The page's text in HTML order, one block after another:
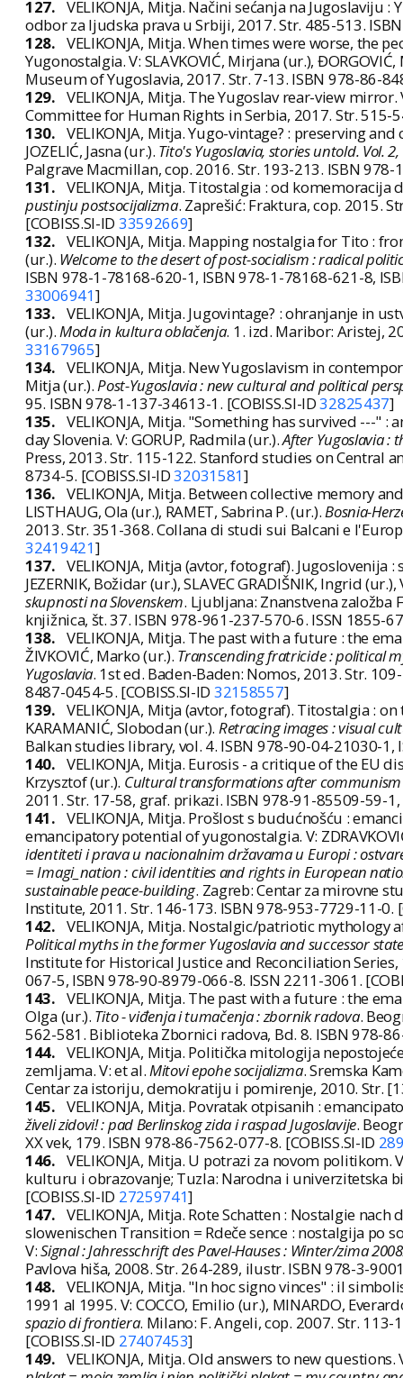
127. VELIKONJA, Mitja. Načini sećanja na Jugoslaviju :
odbor za ljudska prava u Srbiji, 2017. Str. 485-513.
128. VELIKONJA, Mitja. When times were worse, the
Yugonostalgia. V: SLAVKOVIĆ, Mirjana (ur.),
Museum of Yugoslavia, 2017. Str. 7-13. ISBN 978-86-
129. VELIKONJA, Mitja. The Yugoslav rear-view mirror.
Committee for Human Rights in Serbia, 2017. Str. 515-
130. VELIKONJA, Mitja. Yugo-vintage? : preserving
JOZELIĆ, Jasna (ur.). Tito's Yugoslavia, stories untold. Vol.
Palgrave Macmillan, cop. 2016. Str. 193-213. ISBN 978-
131. VELIKONJA, Mitja. Titostalgia : od komemoracija
pustinju postsocijalizma. Zaprešić: Fraktura, cop. 2015.
[COBISS.SI-ID 33592669]
132. VELIKONJA, Mitja. Mapping nostalgia for Tito :
(ur.). Welcome to the desert of post-socialism : radical
ISBN 978-1-78168-620-1, ISBN 978-1-78168-621-8,
33006941]
133. VELIKONJA, Mitja. Jugovintage? : ohranjanje in
(ur.).Moda in kultura oblačenja. 1. izd. Maribor: Aristej,
33167965]
134. VELIKONJA, Mitja. New Yugoslavism in
Mitja (ur.).Post-Yugoslavia : new cultural and political
95. ISBN 978-1-137-34613-1. [COBISS.SI-ID32825437]
135. VELIKONJA, Mitja. "Something has survived ---"
day Slovenia. V: GORUP, Radmila (ur.).After Yugoslavia :
Press, 2013. Str. 115-122. Stanford studies on Central
8734-5. [COBISS.SI-ID32031581]
136. VELIKONJA, Mitja. Between collective memory
LISTHAUG, Ola (ur.), RAMET, Sabrina P. (ur.).Bosnia-
2013. Str. 351-368. Collana di studi sui Balcani e
32419421]
137. VELIKONJA, Mitja (avtor, fotograf).
JEZERNIK, Božidar (ur.), SLAVEC GRADIŠNIK, Ingrid
skupnosti na Slovenskem. Ljubljana: Znanstvena
knjižnica, št. 37. ISBN 978-961-237-570-6. ISSN 1855-
138. VELIKONJA, Mitja. The past with a future : the
ŽIVKOVIĆ, Marko (ur.). Transcending fratricide : political
Yugoslavia. 1st ed. Baden-Baden: Nomos, 2013. Str.
8487-0454-5. [COBISS.SI-ID 32158557]
139. VELIKONJA, Mitja (avtor, fotograf). Titostalgia :
KARAMANIĆ, Slobodan (ur.). Retracing images : visual
Balkan studies library, vol. 4. ISBN 978-90-04-21030-1,
140. VELIKONJA, Mitja. Eurosis - a critique of the EU
Krzysztof (ur.). Cultural transformations after
2011. Str. 17-58, graf. prikazi. ISBN 978-91-85509-59-
141. VELIKONJA, Mitja. Prošlost s budućnošću :
emancipatory potential of yugonostalgia. V:
identiteti i prava u nacionalnim državama u Europi :
= Imagi_nation : civil identities and rights in European
sustainable peace-building. Zagreb: Centar za mirovne
Institute, 2011. Str. 146-173. ISBN 978-953-7729-11-0.
142. VELIKONJA, Mitja. Nostalgic/patriotic mythology
Political myths in the former Yugoslavia and successor
Institute for Historical Justice and Reconciliation
067-5, ISBN 978-90-8979-066-8. ISSN 2211-3061.
143. VELIKONJA, Mitja. The past with a future : the
Olga (ur.). Tito - viđenja i tumačenja : zbornik radova.
562-581. Biblioteka Zbornici radova, Bd. 8. ISBN 978-
144. VELIKONJA, Mitja. Politička mitologija
zemljama. V: et al.Mitovi epohe socijalizma. Sremska
Centar za istoriju, demokratiju i pomirenje, 2010. Str.
145. VELIKONJA, Mitja. Povratak otpisanih :
živeli zidovi! : pad Berlinskog zida i raspad Jugoslavije.
XX vek, 179. ISBN 978-86-7562-077-8. [COBISS.SI-ID
146. VELIKONJA, Mitja. U potrazi za novom politikom.
kulturu i obrazovanje; Tuzla: Narodna i univerzitetska
[COBISS.SI-ID 27259741]
147. VELIKONJA, Mitja. Rote Schatten : Nostalgie
slowenischen Transition = Rdeče sence : nostalgija
V:Signal : Jahresschrift des Pavel-Hauses : Winter/zima
Pavlova hiša, 2008. Str. 264-289, ilustr. ISBN 978-3-
148. VELIKONJA, Mitja. "In hoc signo vinces" : il
1991 al 1995. V: COCCO, Emilio (ur.), MINARDO,
spazio di frontiera. Milano: F. Angeli, cop. 2007. Str.
[COBISS.SI-ID 27407453]
149. VELIKONJA, Mitja. Old answers to new questions.